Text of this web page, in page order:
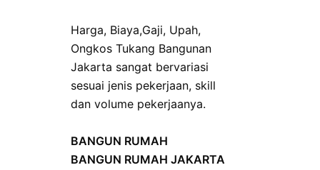
Harga, Biaya,Gaji, Upah,
OngkosTukang Bangunan
Jakarta sangat bervariasi
sesuai jenis pekerjaan, skill
dan volume pekerjaanya.
BANGUN RUMAH
BANGUN RUMAH JAKARTA